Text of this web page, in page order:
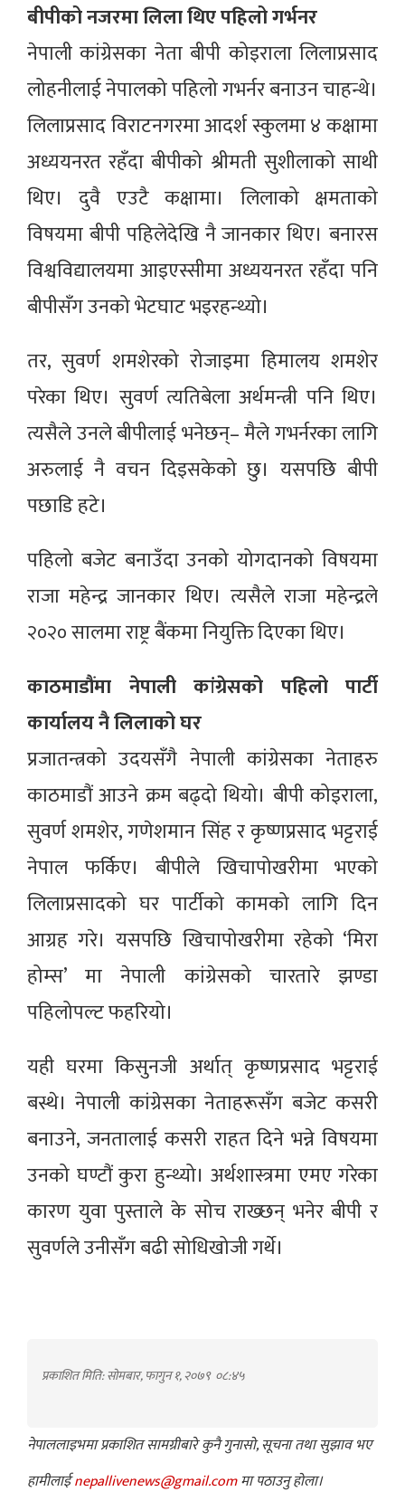
बीपीको नजरमा लिला थिए पहिलो गर्भनर
नेपाली कांग्रेसका नेता बीपी कोइराला लिलाप्रसाद
लोहनीलाई नेपालको पहिलो गभर्नर बनाउन चाहन्थे।
लिलाप्रसाद विराटनगरमा आदर्श स्कुलमा ४ कक्षामा
अध्ययनरत रहँदा बीपीको श्रीमती सुशीलाको साथी
थिए। दुवै एउटै कक्षामा। लिलाको क्षमताको
विषयमा बीपी पहिलेदेखि नै जानकार थिए। बनारस
विश्वविद्यालयमा आइएस्सीमा अध्ययनरत रहँदा पनि
बीपीसँग उनको भेटघाट भइरहन्थ्यो।
तर, सुवर्ण शमशेरको रोजाइमा हिमालय शमशेर
परेका थिए। सुवर्ण त्यतिबेला अर्थमन्त्री पनि थिए।
त्यसैले उनले बीपीलाई भनेछन्– मैले गभर्नरका लागि
अरुलाई नै वचन दिइसकेको छु। यसपछि बीपी
पछाडि हटे।
पहिलो बजेट बनाउँदा उनको योगदानको विषयमा
राजा महेन्द्र जानकार थिए। त्यसैले राजा महेन्द्रले
२०२० सालमा राष्ट्र बैंकमा नियुक्ति दिएका थिए।
काठमाडौंमा नेपाली कांग्रेसको पहिलो पार्टी
कार्यालय नै लिलाको घर
प्रजातन्त्रको उदयसँगै नेपाली कांग्रेसका नेताहरु
काठमाडौं आउने क्रम बढ्दो थियो। बीपी कोइराला,
सुवर्ण शमशेर, गणेशमान सिंह र कृष्णप्रसाद भट्टराई
नेपाल फर्किए। बीपीले खिचापोखरीमा भएको
लिलाप्रसादको घर पार्टीको कामको लागि दिन
आग्रह गरे। यसपछि खिचापोखरीमा रहेको ‘मिरा
होम्स’ मा नेपाली कांग्रेसको चारतारे झण्डा
पहिलोपल्ट फहरियो।
यही घरमा किसुनजी अर्थात् कृष्णप्रसाद भट्टराई
बस्थे। नेपाली कांग्रेसका नेताहरूसँग बजेट कसरी
बनाउने, जनतालाई कसरी राहत दिने भन्ने विषयमा
उनको घण्टौं कुरा हुन्थ्यो। अर्थशास्त्रमा एमए गरेका
कारण युवा पुस्ताले के सोच राख्छन् भनेर बीपी र
सुवर्णले उनीसँग बढी सोधिखोजी गर्थे।
प्रकाशित मिति: सोमबार, फागुन १, २०७९ ०८:४५
नेपाललाइभमा प्रकाशित सामग्रीबारे कुनै गुनासो, सूचना तथा सुझाव भए
हामीलाईnepallivenews@gmail.comमा पठाउनु होला।